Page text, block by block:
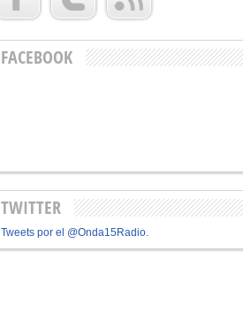
FACEBOOK
TWITTER
Tweets por el @Onda15Radio.